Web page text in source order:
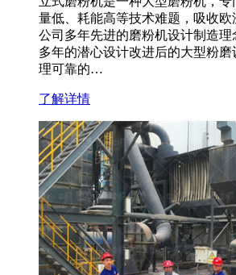
量低、耗能高等技术难题，吸收
公司多年先进的磨粉机设计制造
多年的潜心设计改进后的大型粉
理可靠的…
了解详情